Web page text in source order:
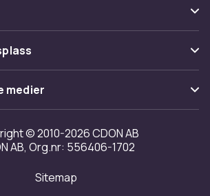
medier
© 2010-2026 CDON AB
AB, Org.nr: 556406-1702
Sitemap